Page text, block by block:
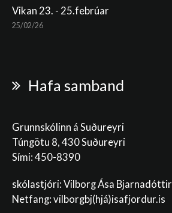
Vikan 23. - 25.febrúar
25/02/26
Hafa samband
Grunnskólinn á Suðureyri
Túngötu 8, 430 Suðureyri
Sími: 450-8390
skólastjóri: Vilborg Ása Bjarnadóttir
Netfang: vilborgbj(hjá)isafjordur.is